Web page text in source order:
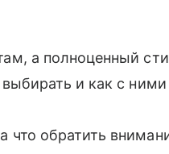
а полноценный
и как с ними
обратить